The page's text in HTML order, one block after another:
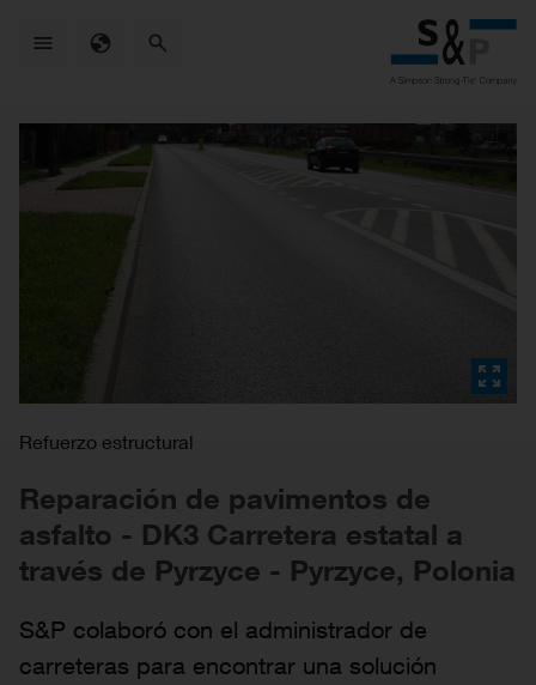
Refuerzo estructural
Reparación de pavimentos de
asfalto - DK3 Carretera estatal a
través de Pyrzyce - Pyrzyce, Polonia
S&P colaboró con el administrador de
carreteras para encontrar una solución